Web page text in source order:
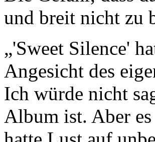
und breit nicht zu
„'Sweet Silence'
Angesicht des
Ich würde nicht
Album ist. Aber